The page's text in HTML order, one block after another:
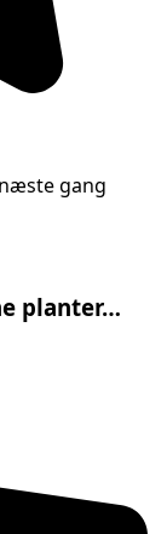
gang
planter…